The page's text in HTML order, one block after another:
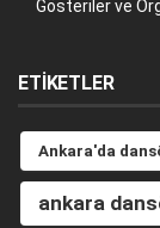
Gösteriler ve
ETIKETLER
Ankara'da
ankara